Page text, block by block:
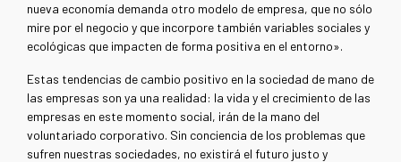
nueva economía demanda otro modelo de empresa, que no sólo
mire por el negocio y que incorpore también variables sociales y
ecológicas que impacten de forma positiva en el entorno».
Estas tendencias de cambio positivo en la sociedad de mano de
las empresas son ya una realidad: la vida y el crecimiento de las
empresas en este momento social, irán de la mano del
voluntariado corporativo. Sin conciencia de los problemas que
sufren nuestras sociedades, no existirá el futuro justo y